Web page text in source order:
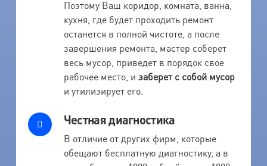
Поэтому Ваш коридор, комната, ванна,
кухня, где будет проходить ремонт
останется в полной чистоте, а после
завершения ремонта, мастер соберет
весь мусор, приведет в порядок свое
рабочее место, и заберет с собой мусор
и утилизирует его.
Честная диагностика
В отличие от других фирм, которые
обещают бесплатную диагностику, а в